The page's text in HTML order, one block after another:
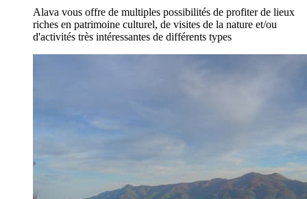
Alava vous offre de multiples possibilités de profiter de lieux
riches en patrimoine culturel, de visites de la nature et/ou
d'activités très intéressantes de différents types